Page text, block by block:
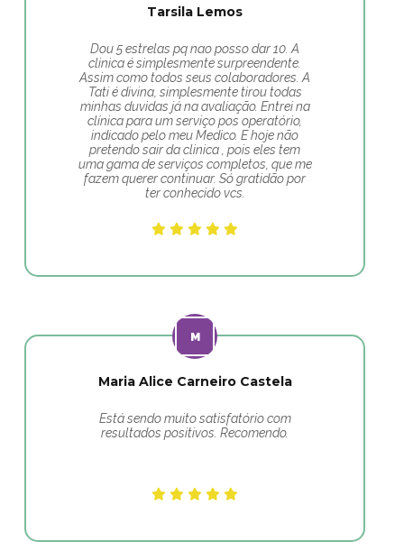
Tarsila Lemos
Dou 5 estrelas pq nao posso dar 10. A
clinica é simplesmente surpreendente.
Assim como todos seus colaboradores. A
Tati é divina, simplesmente tirou todas
minhas duvidas já na avaliação. Entrei na
clínica para um serviço pos operatório,
indicado pelo meu Medico. E hoje não
pretendo sair da clinica , pois eles tem
uma gama de serviços completos, que me
fazem querer continuar. Só gratidão por
ter conhecido vcs.
Maria Alice Carneiro Castela
Está sendo muito satisfatório com
resultados positivos. Recomendo.